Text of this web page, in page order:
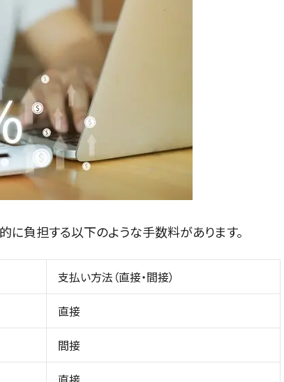
負担する以下のような手数料があります。
支払い方法（直接・間接）
直接
間接